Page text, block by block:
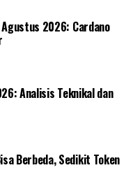
2026: Cardano
Analisis Teknikal dan
Berbeda, Sedikit Token